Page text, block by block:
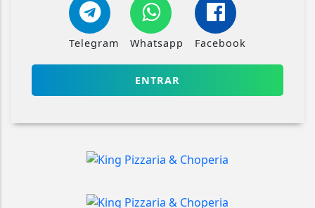
Telegram Whatsapp Facebook
ENTRAR